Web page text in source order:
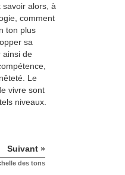
savoir alors, à
comment
ton plus
sa
ainsi de
Le
vivre sont
niveaux.
Suivant »
des tons